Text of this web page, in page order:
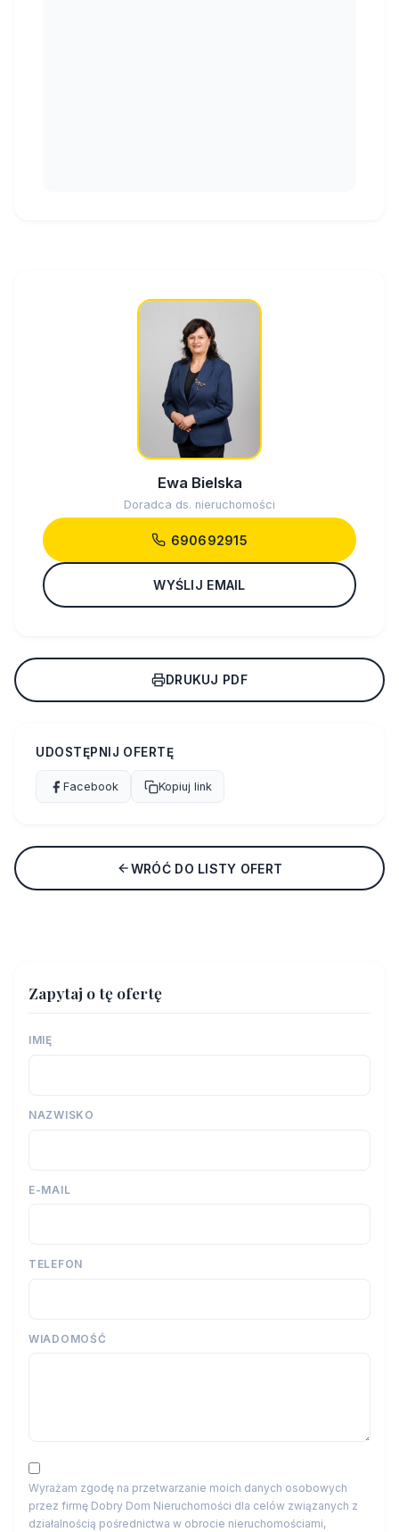
Ewa Bielska
Doradca ds. nieruchomości
690692915
WYŚLIJ EMAIL
DRUKUJ PDF
UDOSTĘPNIJ OFERTĘ
Facebook Kopiuj link
WRÓĆ DO LISTY OFERT
Zapytaj o tę ofertę
IMIĘ
NAZWISKO
E-MAIL
TELEFON
WIADOMOŚĆ
Wyrażam zgodę na przetwarzanie moich danych osobowych
przez firmę Dobry Dom Nieruchomości dla celów związanych z
działalnością pośrednictwa w obrocie nieruchomościami,